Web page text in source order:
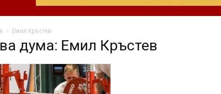
Емил Кръстев
дума: Емил Кръстев